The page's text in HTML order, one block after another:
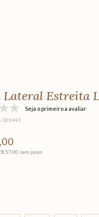
Lateral Estreita
Seja o primeiro a avaliar
,00
57,00 sem juros